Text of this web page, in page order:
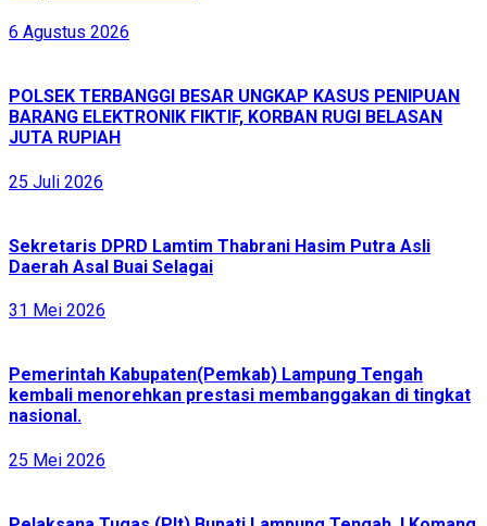
6 Agustus 2026
POLSEK TERBANGGI BESAR UNGKAP KASUS PENIPUAN
BARANG ELEKTRONIK FIKTIF, KORBAN RUGI BELASAN
JUTA RUPIAH
25 Juli 2026
Sekretaris DPRD Lamtim Thabrani Hasim Putra Asli
Daerah Asal Buai Selagai
31 Mei 2026
Pemerintah Kabupaten(Pemkab) Lampung Tengah
kembali menorehkan prestasi membanggakan di tingkat
nasional.
25 Mei 2026